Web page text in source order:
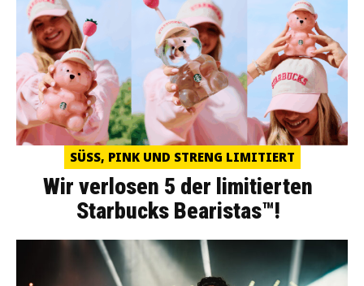
SÜSS, PINK UND STRENG LIMITIERT
Wir verlosen 5 der limitierten
Starbucks Bearistas™!